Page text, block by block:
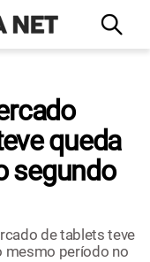
queda
segundo
de tablets teve
mesmo período no